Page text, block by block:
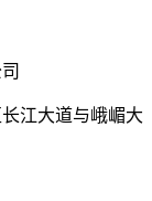
江大道与峨嵋大